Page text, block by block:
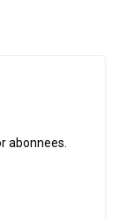
abonnees.